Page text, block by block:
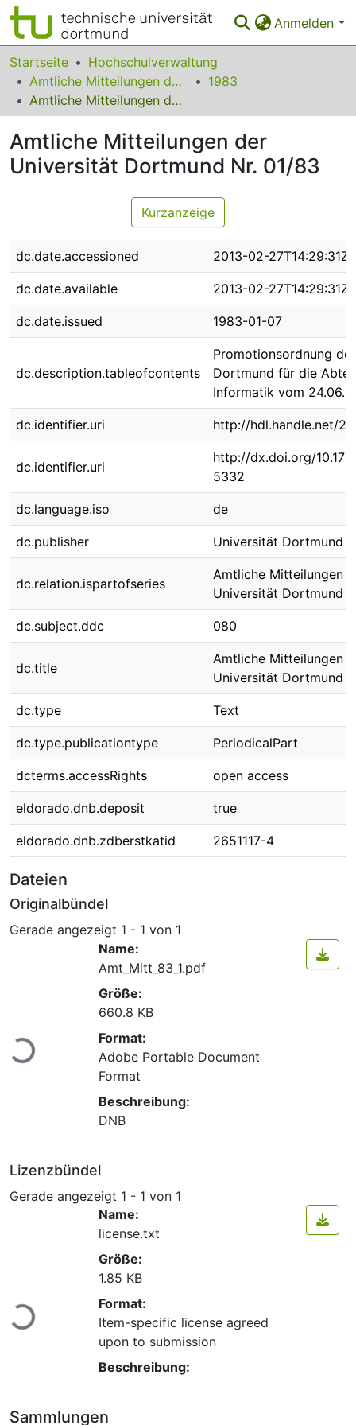
Anmelden
Bereiche & Sammlungen
Das gesamte Repositorium
FAQ
Zurück zur Startseite
Startseite
Hochschulverwaltung
Amtliche Mitteilungen der Technischen Universität Dortmund
1983
Amtliche Mitteilungen der Universität Dortmund Nr. 01/83
Amtliche Mitteilungen der
Universität Dortmund Nr. 01/83
Kurzanzeige
dc.date.accessioned 2013-02-27T14:29:31Z
dc.date.available 2013-02-27T14:29:31Z
dc.date.issued 1983-01-07
dc.description.tableofcontents
Promotionsordnung
Dortmund für die
Informatik vom
dc.identifier.uri http://hdl.handle.net/
dc.identifier.uri
http://dx.doi.org/
5332
dc.language.iso de
dc.publisher Universität Dortmund
dc.relation.ispartofseries
Amtliche Mitteilungen
Universität Dortmund ;
dc.subject.ddc 080
dc.title
Amtliche Mitteilungen
Universität Dortmund
dc.type Text
dc.type.publicationtype PeriodicalPart
dcterms.accessRights open access
eldorado.dnb.deposit true
eldorado.dnb.zdberstkatid 2651117-4
Dateien
Originalbündel
Gerade angezeigt 1 - 1 von 1
Lade...
Name:
Amt_Mitt_83_1.pdf
Größe:
660.8 KB
Format:
Adobe Portable Document
Format
Beschreibung:
DNB
Lizenzbündel
Gerade angezeigt 1 - 1 von 1
Lade...
Name:
license.txt
Größe:
1.85 KB
Format:
Item-specific license agreed
upon to submission
Beschreibung:
Sammlungen